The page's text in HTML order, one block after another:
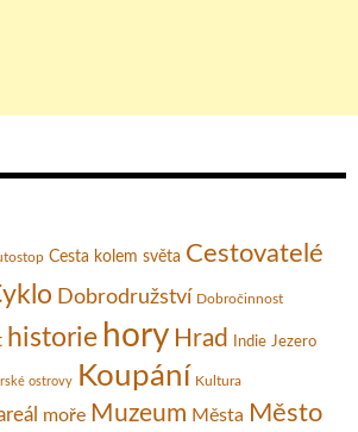
Cesta kolem světa Cestovatelé
Dobrodružství Dobročinnost
historie hory Hrad Indie Jezero
ostrovy Koupání Kultura
moře Muzeum Města Město